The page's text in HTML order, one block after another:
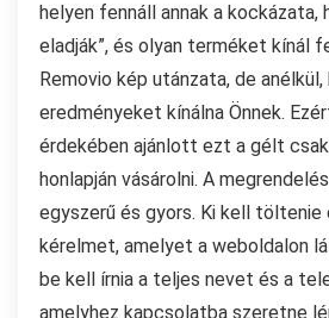
helyen fennáll annak a kockázata,
eladják”, és olyan terméket kínál
Removio kép utánzata, de
eredményeket kínálna Önnek.
érdekében ajánlott ezt a gélt
honlapján vásárolni. A
egyszerű és gyors. Ki kell töltenie
kérelmet, amelyet a weboldalon
be kell írnia a teljes nevet és a
amelyhez kapcsolatba szeretne